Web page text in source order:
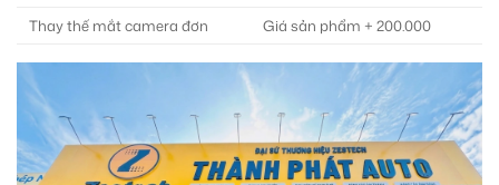
Thay thế mắt camera đơn
Giá sản phẩm + 200.000